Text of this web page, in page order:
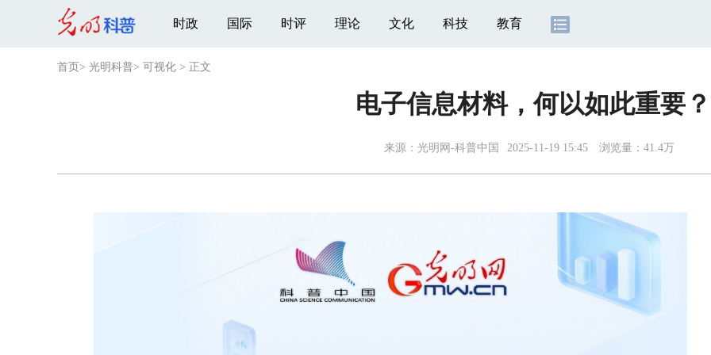
时政 国际 时评 理论 文化 科技 教育
首页 > 光明科普> 可视化 > 正文
电子信息材料，何以如此重要？
来源：光明网-科普中国 2025-11-19 15:45 浏览量：41.4万